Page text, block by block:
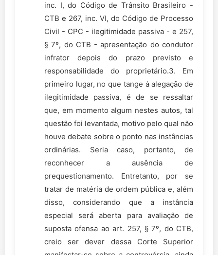
inc. I, do Código de Trânsito Brasileiro -
CTB e 267, inc. VI, do Código de Processo
Civil - CPC - ilegitimidade passiva - e 257,
§ 7º, do CTB - apresentação do condutor
infrator depois do prazo previsto e
responsabilidade do proprietário.3. Em
primeiro lugar, no que tange à alegação de
ilegitimidade passiva, é de se ressaltar
que, em momento algum nestes autos, tal
questão foi levantada, motivo pelo qual não
houve debate sobre o ponto nas instâncias
ordinárias. Seria caso, portanto, de
reconhecer a ausência de
prequestionamento. Entretanto, por se
tratar de matéria de ordem pública e, além
disso, considerando que a instância
especial será aberta para avaliação de
suposta ofensa ao art. 257, § 7º, do CTB,
creio ser dever dessa Corte Superior